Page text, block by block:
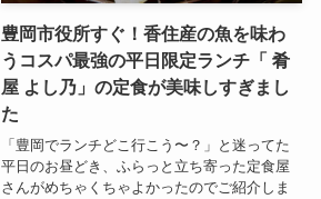
豊岡市役所すぐ！香住産の魚を味わ
うコスパ最強の平日限定ランチ「 肴
屋 よし乃」の定食が美味しすぎまし
た
「豊岡でランチどこ行こう〜？」と迷ってた
平日のお昼どき、ふらっと立ち寄った定食屋
さんがめちゃくちゃよかったのでご紹介しま